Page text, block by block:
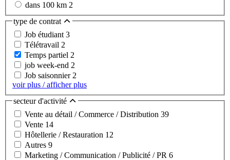
dans 100 km 2
type de contrat
Job étudiant 3
Télétravail 2
Temps partiel 2
job week-end 2
Job saisonnier 2
voir plus / afficher plus
secteur d'activité
Vente au détail / Commerce / Distribution 39
Vente 14
Hôtellerie / Restauration 12
Autres 9
Marketing / Communication / Publicité / PR 6